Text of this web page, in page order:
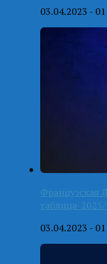
03.04.2023 -
Французская
таблица-
03.04.2023 -